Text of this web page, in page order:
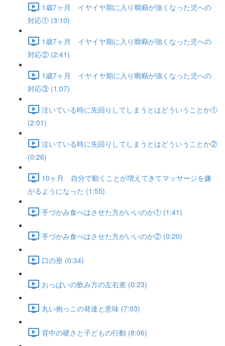
1歳7ヶ月 イヤイヤ期に入り癇癪が強くなった児への
対応① (3:10)
1歳7ヶ月 イヤイヤ期に入り癇癪が強くなった児への
対応② (2:41)
1歳7ヶ月 イヤイヤ期に入り癇癪が強くなった児への
対応③ (1:07)
泣いている時に先回りしてしまうとはどういうことか①
(2:01)
泣いている時に先回りしてしまうとはどういうことか②
(0:26)
10ヶ月 自分で動くことが増えてきてマッサージを嫌
がるようになった (1:55)
手づかみ食べはさせた方がいいのか① (1:41)
手づかみ食べはさせた方がいいのか② (0:20)
口の形 (0:34)
おっぱいの飲み方の左右差 (0:23)
丸い抱っこの発達と意味 (7:03)
背中の硬さと子どもの行動 (8:06)